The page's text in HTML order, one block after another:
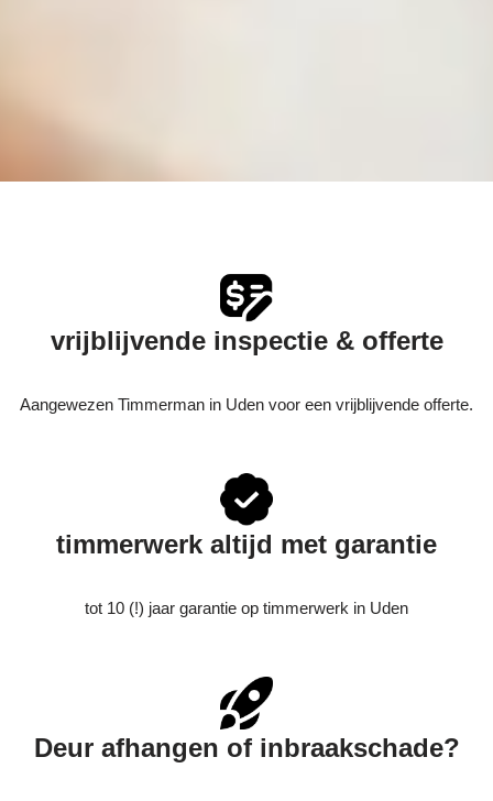
vrijblijvende inspectie & offerte
Aangewezen Timmerman in Uden voor een vrijblijvende offerte.
timmerwerk altijd met garantie
tot 10 (!) jaar garantie op timmerwerk in Uden
Deur afhangen of inbraakschade?